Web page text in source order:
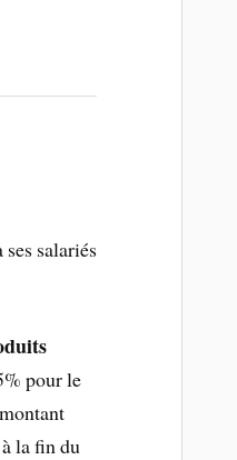
salariés
pour le
la fin du